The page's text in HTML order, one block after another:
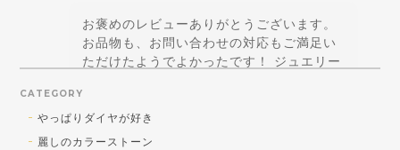
お褒めのレビューありがとうございます。
お品物も、お問い合わせの対応もご満足い
ただけたようでよかったです！ ジュエリー
しくなければ、というポリシーは正解！と
思えるコメントで嬉しいです！ 引き続きご
CATEGORY
やっぱりダイヤが好き
麗しのカラーストーン